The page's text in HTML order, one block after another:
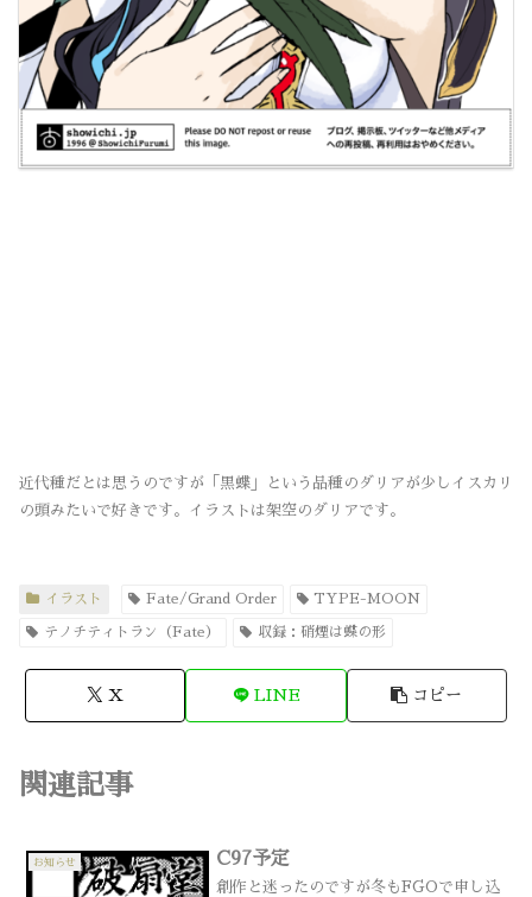
近代種だとは思うのですが「黒蝶」という品種のダリアが少しイスカリ
の頭みたいで好きです。イラストは架空のダリアです。
イラスト Fate/Grand Order TYPE-MOON
テノチティトラン（Fate） 収録：硝煙は蝶の形
X LINE コピー
関連記事
お知らせ C97予定
創作と迷ったのですが冬もFGOで申し込